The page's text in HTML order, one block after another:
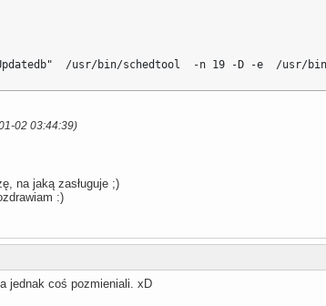
/usr/bin/schedtool  -n 19 -D -e  /usr/
02 03:44:39)
na jaką zasługuje ;)
:)
jednak coś pozmieniali. xD